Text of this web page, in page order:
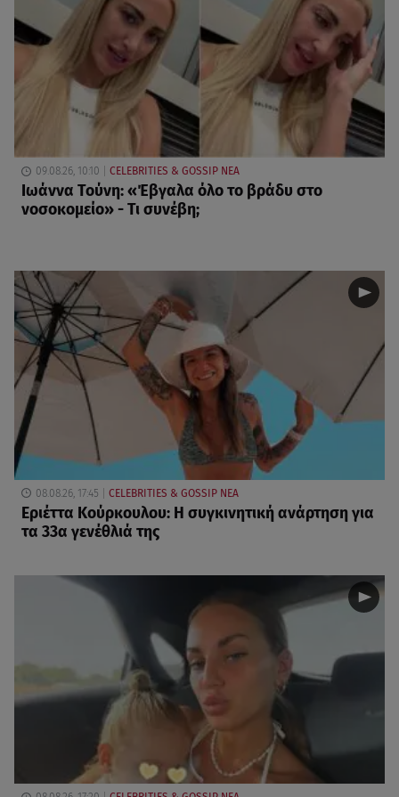
09.08.26, 10:10 CELEBRITIES & GOSSIP ΝΕΑ
Ιωάννα Τούνη: «Έβγαλα όλο το βράδυ στο
νοσοκομείο» - Τι συνέβη;
08.08.26, 17:45 CELEBRITIES & GOSSIP ΝΕΑ
Εριέττα Κούρκουλου: Η συγκινητική ανάρτηση για
τα 33α γενέθλιά της